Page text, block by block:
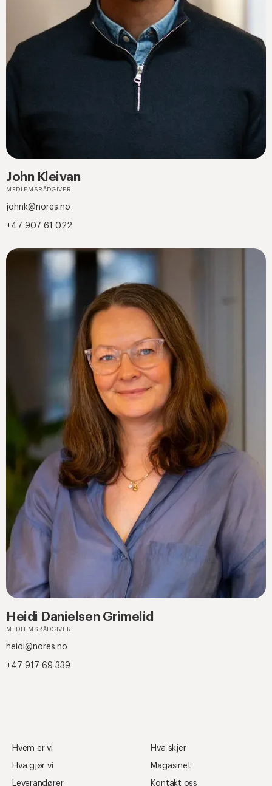
John Kleivan
MEDLEMSRÅDGIVER
johnk@nores.no
+47 907 61 022
Heidi Danielsen Grimelid
MEDLEMSRÅDGIVER
heidi@nores.no
+47 917 69 339
Hvem er vi
Hva gjør vi
Leverandører
Hva skjer
Magasinet
Kontakt oss